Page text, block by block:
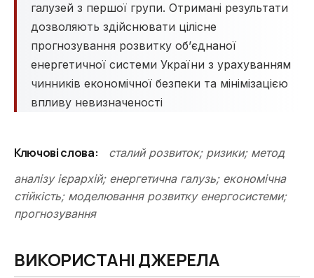
галузей з першої групи. Отримані результати
дозволяють здійснювати цілісне
прогнозування розвитку об’єднаної
енергетичної системи України з урахуванням
чинників економічної безпеки та мінімізацією
впливу невизначеності
Ключові слова:
сталий розвиток; ризики; метод
аналізу ієрархій; енергетична галузь; економічна
стійкість; моделювання розвитку енергосистеми;
прогнозування
ВИКОРИСТАНІ ДЖЕРЕЛА